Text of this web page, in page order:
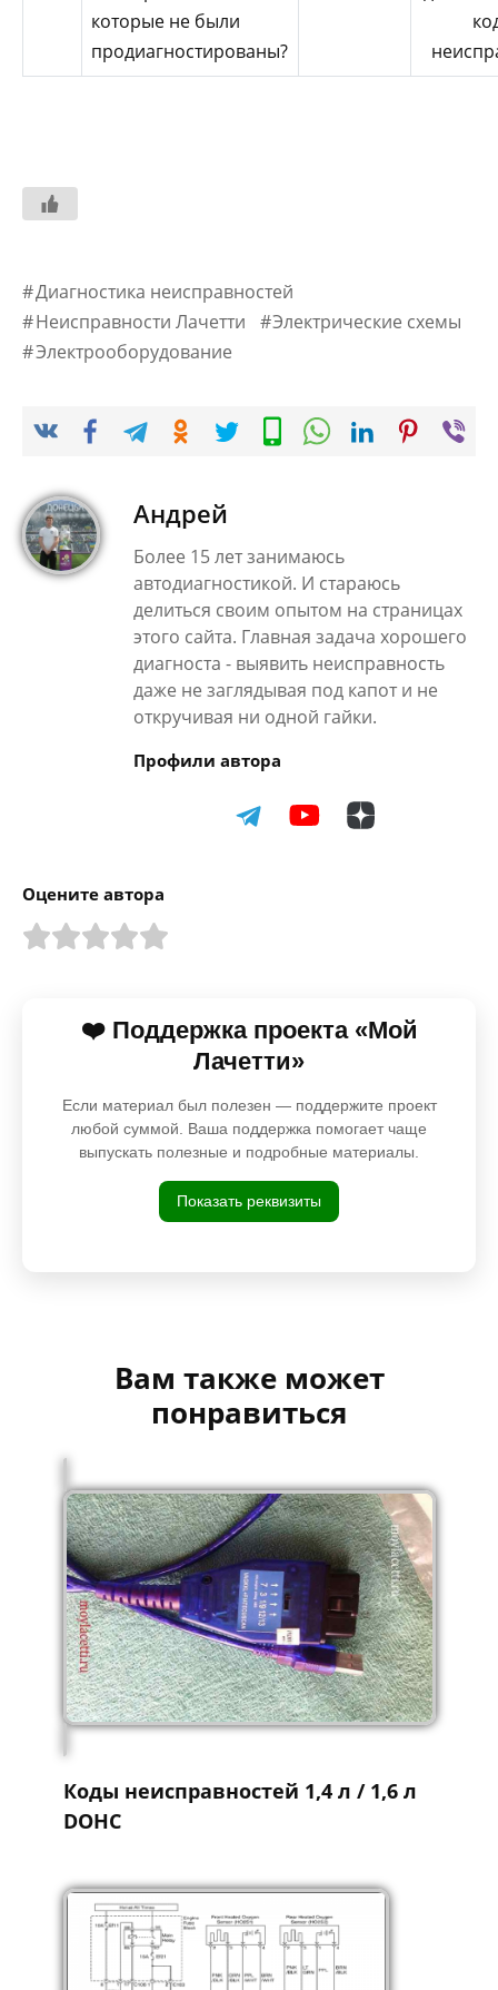
которые не были
продиагностированы?
Диагностика неисправностей
Неисправности Лачетти
Электрические схемы
Электрооборудование
Андрей
Более 15 лет занимаюсь
автодиагностикой. И стараюсь
делиться своим опытом на страницах
этого сайта. Главная задача хорошего
диагноста - выявить неисправность
даже не заглядывая под капот и не
откручивая ни одной гайки.
Профили автора
Оцените автора
❤️ Поддержка проекта «Мой
Лачетти»
Если материал был полезен — поддержите проект
любой суммой. Ваша поддержка помогает чаще
выпускать полезные и подробные материалы.
Показать реквизиты
Вам также может
понравиться
Коды неисправностей 1,4 л / 1,6 л
DOHC